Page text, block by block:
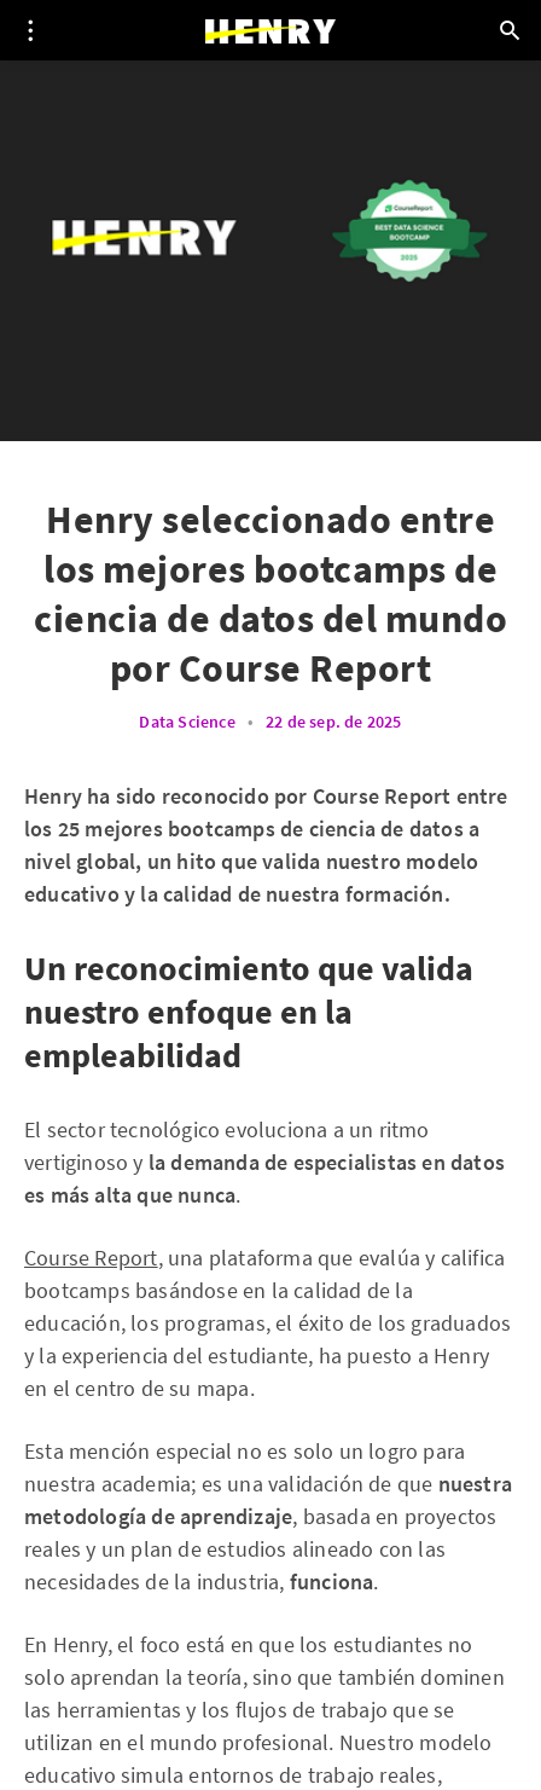
Henry seleccionado entre
los mejores bootcamps de
ciencia de datos del mundo
por Course Report
Data Science • 22 de sep. de 2025
Henry ha sido reconocido por Course Report entre
los 25 mejores bootcamps de ciencia de datos a
nivel global, un hito que valida nuestro modelo
educativo y la calidad de nuestra formación.
Un reconocimiento que valida
nuestro enfoque en la
empleabilidad
El sector tecnológico evoluciona a un ritmo
vertiginoso y la demanda de especialistas en datos
es más alta que nunca.
Course Report, una plataforma que evalúa y califica
bootcamps basándose en la calidad de la
educación, los programas, el éxito de los graduados
y la experiencia del estudiante, ha puesto a Henry
en el centro de su mapa.
Esta mención especial no es solo un logro para
nuestra academia; es una validación de que nuestra
metodología de aprendizaje, basada en proyectos
reales y un plan de estudios alineado con las
necesidades de la industria, funciona.
En Henry, el foco está en que los estudiantes no
solo aprendan la teoría, sino que también dominen
las herramientas y los flujos de trabajo que se
utilizan en el mundo profesional. Nuestro modelo
educativo simula entornos de trabajo reales,